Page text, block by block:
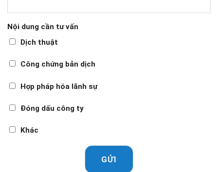
Nội dung cần tư vấn
Dịch thuật
Công chứng bản dịch
Hợp pháp hóa lãnh sự
Đóng dấu công ty
Khác
GỬI